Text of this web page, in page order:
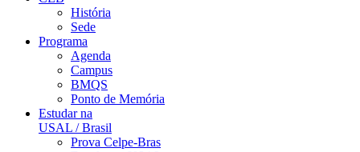
História
Sede
Programa
Agenda
Campus
BMQS
Ponto de Memória
Estudar na
USAL / Brasil
Prova Celpe-Bras